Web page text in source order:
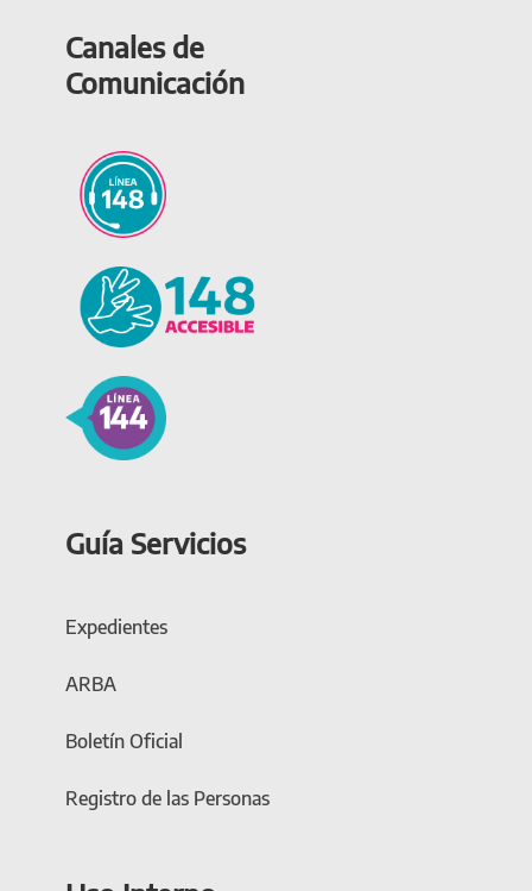
Canales de
Comunicación
Guía Servicios
Expedientes
ARBA
Boletín Oficial
Registro de las Personas